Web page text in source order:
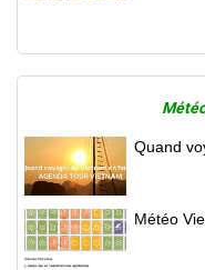
Quand
Météo